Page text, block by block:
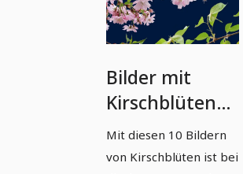
Bilder mit
Kirschblüten
an Zweigen vor
transparentem
Mit diesen 10 Bildern
von Kirschblüten ist bei